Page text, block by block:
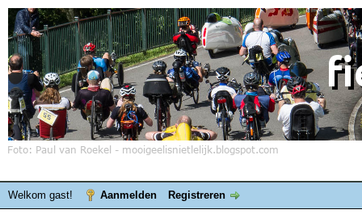
Welkom gast! Aanmelden Registreren